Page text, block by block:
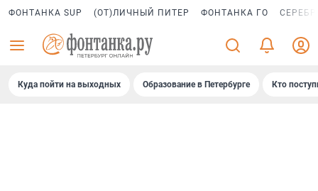
ФОНТАНКА SUP (ОТ)ЛИЧНЫЙ ПИТЕР ФОНТАНКА ГО
Куда пойти на выходных Образование в Петербурге Кто